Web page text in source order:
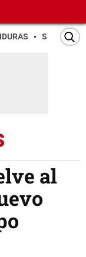
SAN PEDRO
al